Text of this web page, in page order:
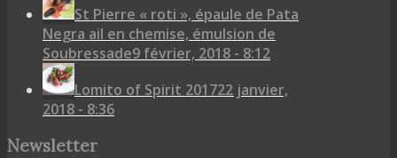
St Pierre « roti », épaule de Pata
Negra ail en chemise, émulsion de
Soubressade9 février, 2018 - 8:12
Lomito of Spirit 201722 janvier,
2018 - 8:36
Newsletter